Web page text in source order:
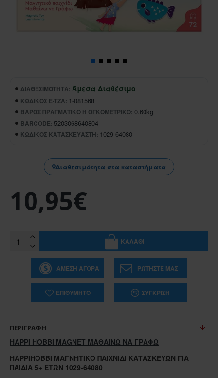
ΔΙΑΘΕΣΙΜΌΤΗΤΑ: Άμεσα Διαθέσιμο
ΚΩΔΙΚΌΣ E-TZA: 1-081568
ΒΆΡΟΣ ΠΡΑΓΜΑΤΙΚΌ Ή ΟΓΚΟΜΕΤΡΙΚΌ: 0.60kg
BARCODE: 5203068640804
ΚΩΔΙΚΌΣ ΚΑΤΑΣΚΕΥΑΣΤΉ: 1029-64080
Διαθεσιμότητα στα καταστήματα
10,95€
ΚΑΛΆΘΙ
ΆΜΕΣΗ ΑΓΟΡΆ ΡΩΤΉΣΤΕ ΜΑΣ
ΕΠΙΘΥΜΗΤΌ ΣΎΓΚΡΙΣΗ
ΠΕΡΙΓΡΑΦΉ
HAPPI HOBBI MAGNET ΜΑΘΑΙΝΩ ΝΑ ΓΡΑΦΩ
HAPPIHOBBI ΜΑΓΝΗΤΙΚΌ ΠΑΙΧΝΊΔΙ ΚΑΤΑΣΚΕΥΏΝ ΓΙΑ
ΠΑΙΔΙΆ 5+ ΕΤΏΝ 1029-64080